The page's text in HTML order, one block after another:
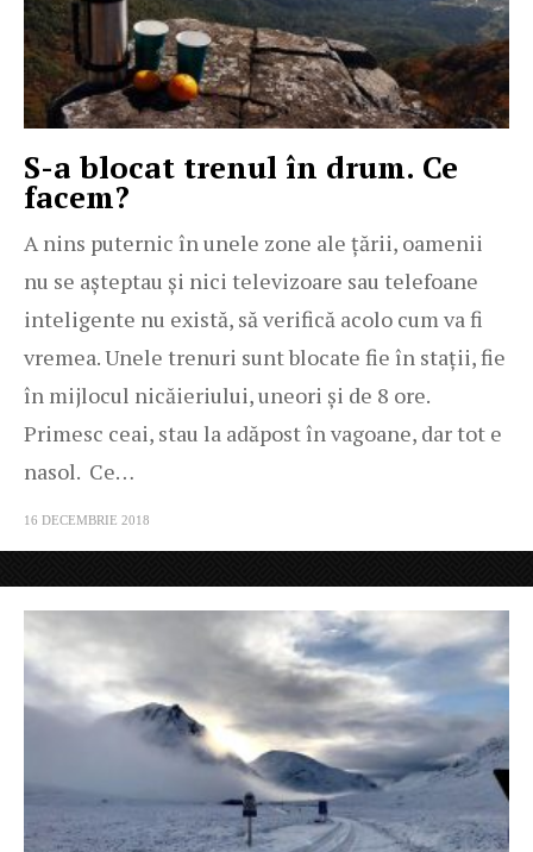
S-a blocat trenul în drum. Ce
facem?
A nins puternic în unele zone ale țării, oamenii
nu se așteptau și nici televizoare sau telefoane
inteligente nu există, să verifică acolo cum va fi
vremea. Unele trenuri sunt blocate fie în stații, fie
în mijlocul nicăieriului, uneori și de 8 ore.
Primesc ceai, stau la adăpost în vagoane, dar tot e
nasol. Ce…
16 DECEMBRIE 2018